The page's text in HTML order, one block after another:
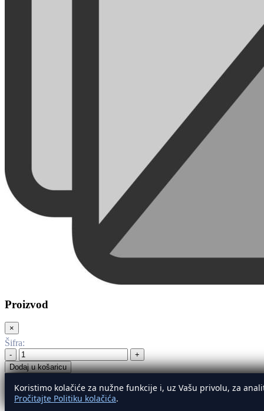
Proizvod
×
Šifra:
-
+
Dodaj u košaricu
Koristimo kolačiće za nužne funkcije i, uz Vašu privolu, za
Pročitajte Politiku kolačića.
Izbornik